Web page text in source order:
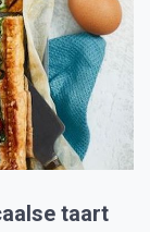
taart